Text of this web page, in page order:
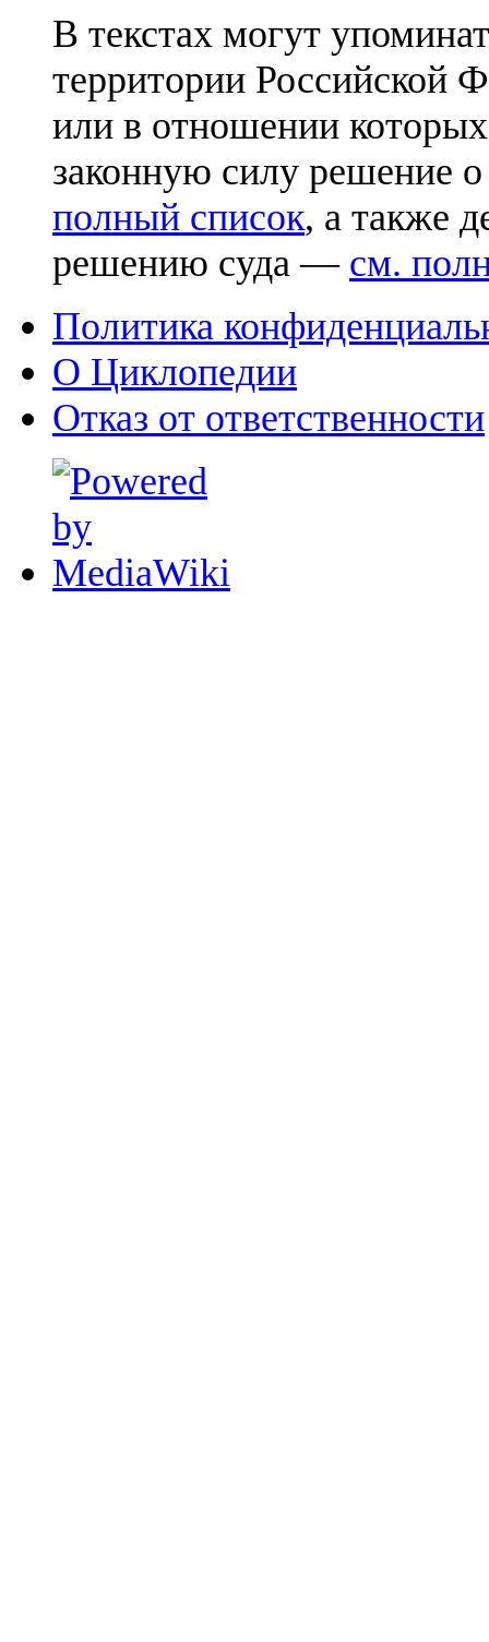
В текстах могут
территории Российской
или в отношении
законную силу решение
полный список, а также
решению суда — см.
Политика
О Циклопедии
Отказ от ответственности